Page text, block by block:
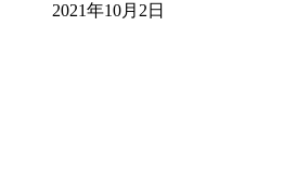
2021年10月2日